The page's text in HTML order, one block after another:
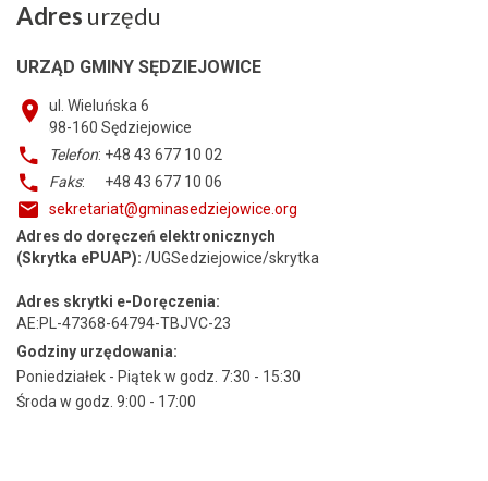
Adres urzędu
URZĄD GMINY SĘDZIEJOWICE
ul. Wieluńska 6
98-160 Sędziejowice
Telefon: +48 43 677 10 02
Faks: +48 43 677 10 06
sekretariat@gminasedziejowice.org
Adres do doręczeń elektronicznych
(Skrytka ePUAP): /UGSedziejowice/skrytka
Adres skrytki e-Doręczenia:
AE:PL-47368-64794-TBJVC-23
Godziny urzędowania:
Poniedziałek - Piątek w godz. 7:30 - 15:30
Środa w godz. 9:00 - 17:00